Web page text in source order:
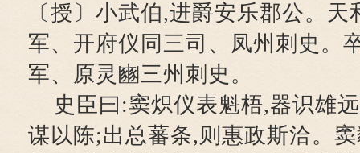
〔授〕小武伯,进爵安乐郡公。
军、开府仪同三司、凤州刺史。
军、原灵豳三州刺史。
史臣曰:窦炽仪表魁梧,器识雄
谋以陈;出总蕃条,则惠政斯洽。